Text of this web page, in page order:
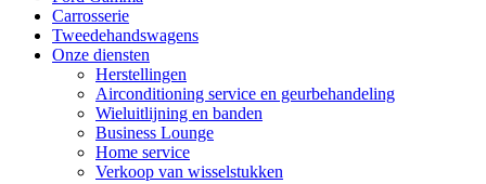
Carrosserie
Tweedehandswagens
Onze diensten
Herstellingen
Airconditioning service en geurbehandeling
Wieluitlijning en banden
Business Lounge
Home service
Verkoop van wisselstukken